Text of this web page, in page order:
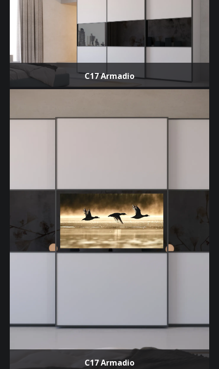
C17 Armadio
C17 Armadio